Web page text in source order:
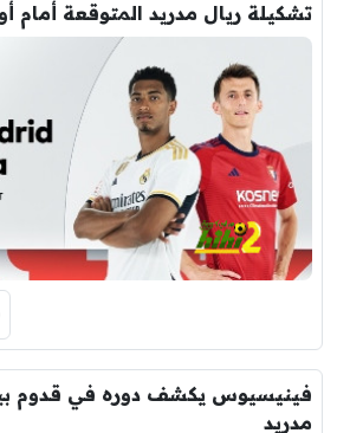
تشكيلة ريال مدريد المتوقعة أمام
فينيسيوس يكشف دوره في قدوم
مدريد